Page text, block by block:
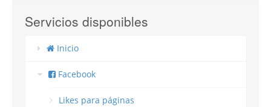
Servicios disponibles
Inicio
Facebook
Likes para páginas